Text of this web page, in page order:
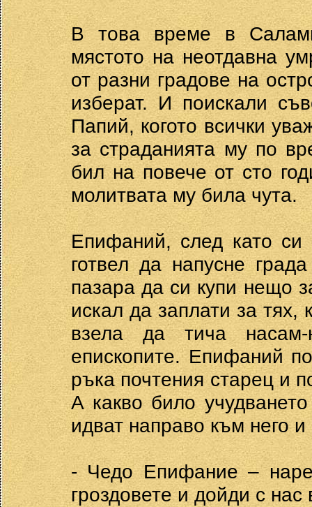
В това време в
мястото на неотдавна
от разни градове на
изберат. И поискали
Папий, когото всички
за страданията му по
бил на повече от сто
молитвата му била чута.
Епифаний, след като
готвел да напусне
пазара да си купи нещо
искал да заплати за тях,
взела да тича
епископите. Епифаний
ръка почтения старец и
А какво било
идват направо към него и
- Чедо Епифание –
гроздовете и дойди с нас